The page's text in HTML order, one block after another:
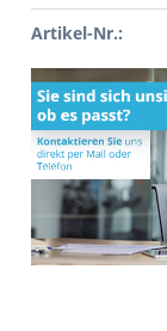
Artikel-Nr.: